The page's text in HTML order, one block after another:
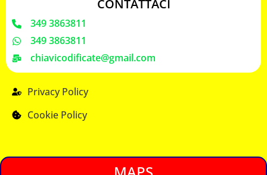
CONTATTACI
349 3863811
349 3863811
chiavicodificate@gmail.com
Privacy Policy
Cookie Policy